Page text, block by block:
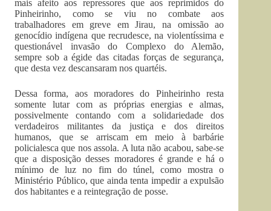
mais afeito aos repressores que aos reprimidos do
Pinheirinho, como se viu no combate aos
trabalhadores em greve em Jirau, na omissão ao
genocídio indígena que recrudesce, na violentíssima e
questionável invasão do Complexo do Alemão,
sempre sob a égide das citadas forças de segurança,
que desta vez descansaram nos quartéis.
Dessa forma, aos moradores do Pinheirinho resta
somente lutar com as próprias energias e almas,
possivelmente contando com a solidariedade dos
verdadeiros militantes da justiça e dos direitos
humanos, que se arriscam em meio à barbárie
policialesca que nos assola. A luta não acabou, sabe-se
que a disposição desses moradores é grande e há o
mínimo de luz no fim do túnel, como mostra o
Ministério Público, que ainda tenta impedir a expulsão
dos habitantes e a reintegração de posse.